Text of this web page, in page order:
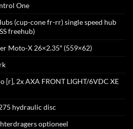
One
(cup-cone fr-rr) single speed hub
freehub)
Moto-X 26×2.35″ (559×62)
[r], 2x AXA FRONT LIGHT/6VDC XE
hydraulic disc
optioneel